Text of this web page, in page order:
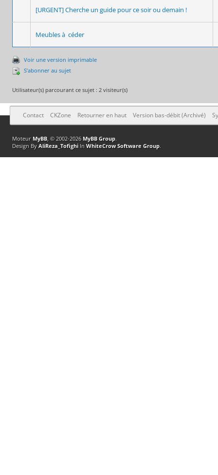
[URGENT] Cherche un guide pour ce soir ou demain !
Meubles à céder
Voir une version imprimable
S’abonner au sujet
Utilisateur(s) parcourant ce sujet : 2 visiteur(s)
Contact CKZone Retourner en haut Version bas-débit (Archivé)
Moteur MyBB, © 2002-2026 MyBB Group.
Design By AliReza_TofighiIn WhiteCrow Software Group.